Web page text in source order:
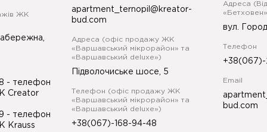
ЖК
- телефон
Creator
- телефон
Krauss
apartment_ternopil@kreator-
bud.com
Адреса (офіс продажу ЖК
«Варшавський мікрорайон» та
«Варшавський deluxe»)
Підволочиське шосе, 5
Телефон (офіс продажу ЖК
«Варшавський мікрорайон» та
«Варшавський deluxe»)
+38(067)-168-94-48
Адреса
вул.
Телефон
+38(067)-
Email
bud.com